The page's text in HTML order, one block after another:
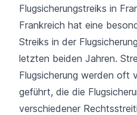
Flugsicherungstreiks in
Frankreich hat eine
Streiks in der
letzten beiden Jahren.
Flugsicherung werden oft
geführt, die die
verschiedener